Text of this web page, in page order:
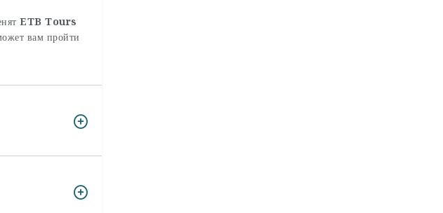
ETB Tours
вам пройти